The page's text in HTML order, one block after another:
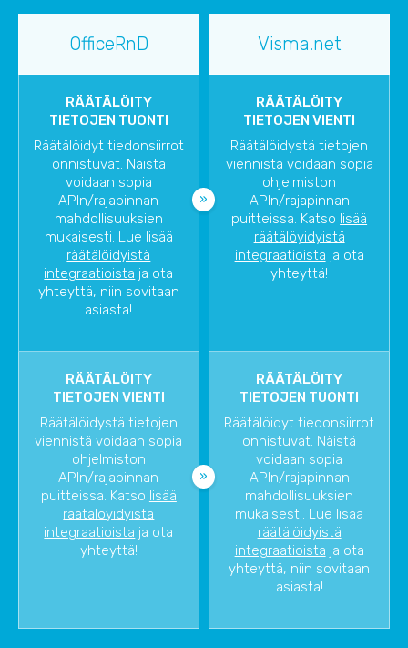
OfficeRnD Visma.net
RÄÄTÄLÖITY
TIETOJEN TUONTI
Räätälöidyt tiedonsiirrot
onnistuvat. Näistä
voidaan sopia
APIn/rajapinnan
mahdollisuuksien
mukaisesti. Lue lisää
räätälöidyistä
integraatioista ja ota
yhteyttä, niin sovitaan
asiasta!
RÄÄTÄLÖITY
TIETOJEN VIENTI
Räätälöidystä tietojen
viennistä voidaan sopia
ohjelmiston
APIn/rajapinnan
puitteissa. Katso lisää
räätälöyidyistä
integraatioista ja ota
yhteyttä!
RÄÄTÄLÖITY
TIETOJEN VIENTI
Räätälöidystä tietojen
viennistä voidaan sopia
ohjelmiston
APIn/rajapinnan
puitteissa. Katso lisää
räätälöyidyistä
integraatioista ja ota
yhteyttä!
RÄÄTÄLÖITY
TIETOJEN TUONTI
Räätälöidyt tiedonsiirrot
onnistuvat. Näistä
voidaan sopia
APIn/rajapinnan
mahdollisuuksien
mukaisesti. Lue lisää
räätälöidyistä
integraatioista ja ota
yhteyttä, niin sovitaan
asiasta!